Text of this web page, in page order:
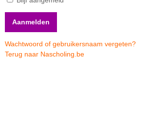
Wachtwoord of gebruikersnaam vergeten?
Terug naar Nascholing.be